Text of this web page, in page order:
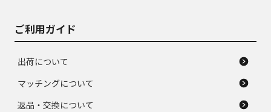
ご利用ガイド
出荷について
マッチングについて
返品・交換について